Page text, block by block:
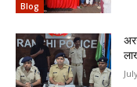
Blog